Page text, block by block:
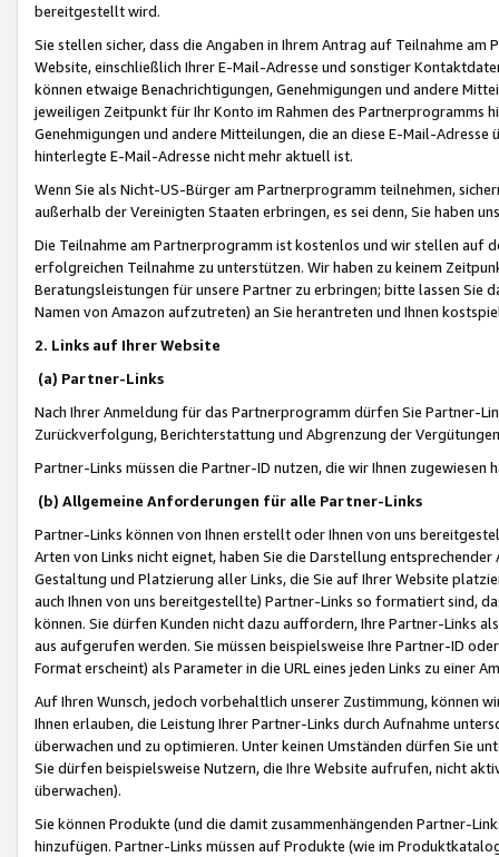
bereitgestellt wird.
Sie stellen sicher, dass die Angaben in Ihrem Antrag auf Teilnahme
Website, einschließlich Ihrer E-Mail-Adresse und sonstiger
können etwaige Benachrichtigungen, Genehmigungen und andere
jeweiligen Zeitpunkt für Ihr Konto im Rahmen des Partnerprogramms
Genehmigungen und andere Mitteilungen, die an diese E-Mail-
hinterlegte E-Mail-Adresse nicht mehr aktuell ist.
Wenn Sie als Nicht-US-Bürger am Partnerprogramm teilnehmen,
außerhalb der Vereinigten Staaten erbringen, es sei denn, Sie haben
Die Teilnahme am Partnerprogramm ist kostenlos und wir stellen auf
erfolgreichen Teilnahme zu unterstützen. Wir haben zu keinem
Beratungsleistungen für unsere Partner zu erbringen; bitte lassen Sie
Namen von Amazon aufzutreten) an Sie herantreten und Ihnen
2. Links auf Ihrer Website
(a) Partner-Links
Nach Ihrer Anmeldung für das Partnerprogramm dürfen Sie Partner-
Zurückverfolgung, Berichterstattung und Abgrenzung der
Partner-Links müssen die Partner-ID nutzen, die wir Ihnen zugewiesen
(b) Allgemeine Anforderungen für alle Partner-Links
Partner-Links können von Ihnen erstellt oder Ihnen von uns
Arten von Links nicht eignet, haben Sie die Darstellung
Gestaltung und Platzierung aller Links, die Sie auf Ihrer Website
auch Ihnen von uns bereitgestellte) Partner-Links so formatiert sind,
können. Sie dürfen Kunden nicht dazu auffordern, Ihre Partner-Links
aus aufgerufen werden. Sie müssen beispielsweise Ihre Partner-ID
Format erscheint) als Parameter in die URL eines jeden Links zu einer
Auf Ihren Wunsch, jedoch vorbehaltlich unserer Zustimmung, können
Ihnen erlauben, die Leistung Ihrer Partner-Links durch Aufnahme
überwachen und zu optimieren. Unter keinen Umständen dürfen Sie
Sie dürfen beispielsweise Nutzern, die Ihre Website aufrufen, nicht
überwachen).
Sie können Produkte (und die damit zusammenhängenden Partner-
hinzufügen. Partner-Links müssen auf Produkte (wie im